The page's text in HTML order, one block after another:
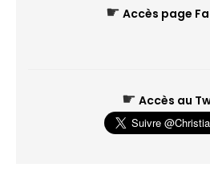
☛ Accès page
☛ Accès au